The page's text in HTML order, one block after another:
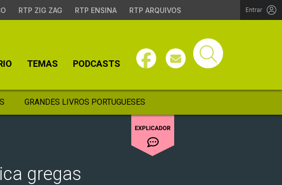
RTP ZIG ZAG RTP ENSINA RTP ARQUIVOS Entrar
TEMAS PODCASTS
GRANDES LIVROS PORTUGUESES
gregas